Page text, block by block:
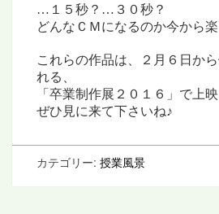
…１５秒？…３０秒？
どんなＣＭになるのか今から
これらの作品は、２月６日か
れる、
「卒業制作展２０１６」で上
ぜひ見に来て下さいね♪
カテゴリー: 授業風景